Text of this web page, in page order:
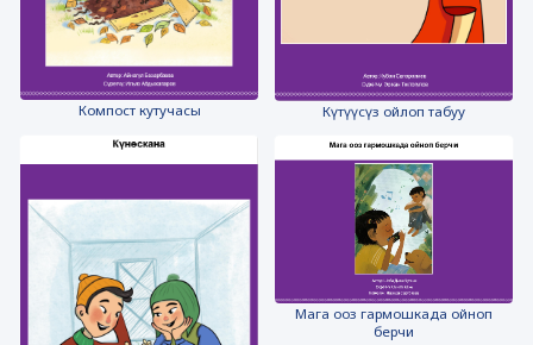
Компост кутучасы Күтүүсүз ойлоп табуу
Мага ооз гармошкада ойноп
берчи